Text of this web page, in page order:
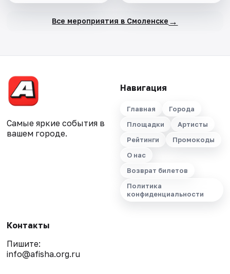
Все мероприятия в Смоленске →
Самые яркие события в
вашем городе.
Навигация
Главная
Города
Площадки
Артисты
Рейтинги
Промокоды
О нас
Возврат билетов
Политика
конфиденциальности
Контакты
Пишите:
info@afisha.org.ru